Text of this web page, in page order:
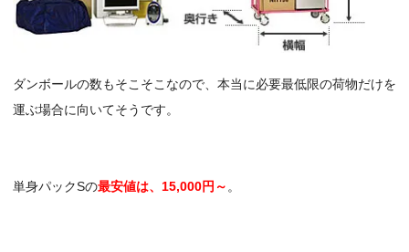
ダンボールの数もそこそこなので、本当に必要最低限の荷物だけを
運ぶ場合に向いてそうです。
単身パックSの最安値は、15,000円～ 。